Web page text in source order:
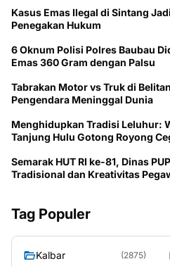
Kasus Emas Ilegal di Sintang
Penegakan Hukum
6 Oknum Polisi Polres Baubau
Emas 360 Gram dengan Palsu
Tabrakan Motor vs Truk di
Pengendara Meninggal Dunia
Menghidupkan Tradisi Leluhur:
Tanjung Hulu Gotong Royong
Semarak HUT RI ke-81, Dinas
Tradisional dan Kreativitas
Tag Populer
Kalbar (2875)